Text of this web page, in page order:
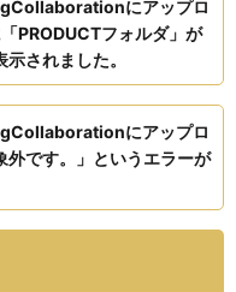
にアップロ
PRODUCTフォルダ」が
されました。
にアップロ
外です。」というエラーが